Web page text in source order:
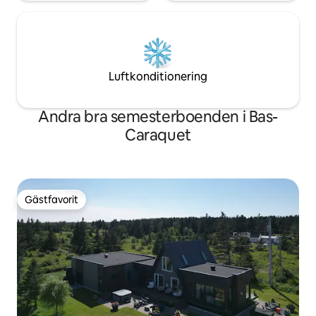
Luftkonditionering
Andra bra semesterboenden i Bas-
Caraquet
Gästfavorit
Gästfavorit